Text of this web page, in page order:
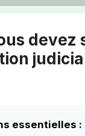
devez
essentielles :